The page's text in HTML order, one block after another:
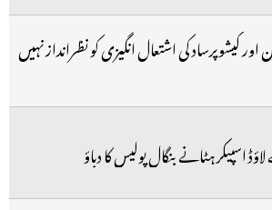
اور کیشوپرساد کی اشتعال انگیزی کو نظرانداز نہیں
اسپیکر ہٹانے بنگال پولیس کا دباؤ